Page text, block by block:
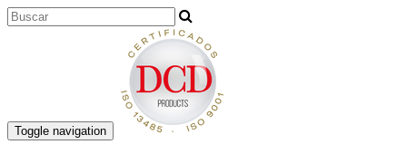
Toggle navigation